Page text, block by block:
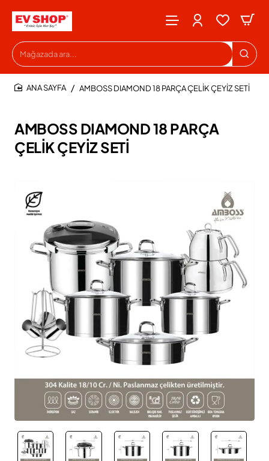
Mağazada
ara...
AMBOSS DIAMOND 18 PARÇA
ÇELİK ÇEYİZ SETİ
AMBOSS DIAMOND 18 PARÇA ÇELİK ÇEYİZ SETİ